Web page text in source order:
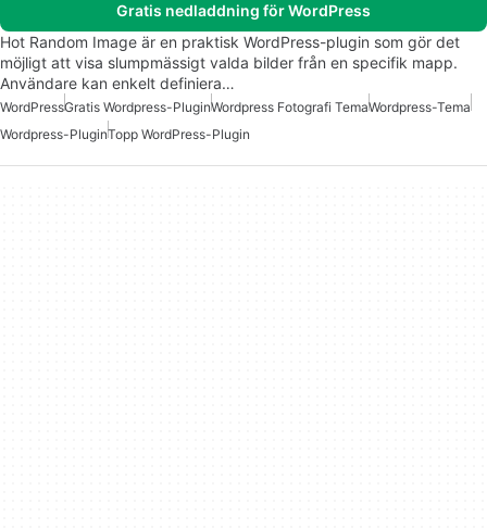
Gratis nedladdning för WordPress
Hot Random Image är en praktisk WordPress-plugin som gör det
möjligt att visa slumpmässigt valda bilder från en specifik mapp.
Användare kan enkelt definiera…
WordPressGratis Wordpress-PluginWordpress Fotografi TemaWordpress-Tema
Wordpress-PluginTopp WordPress-Plugin